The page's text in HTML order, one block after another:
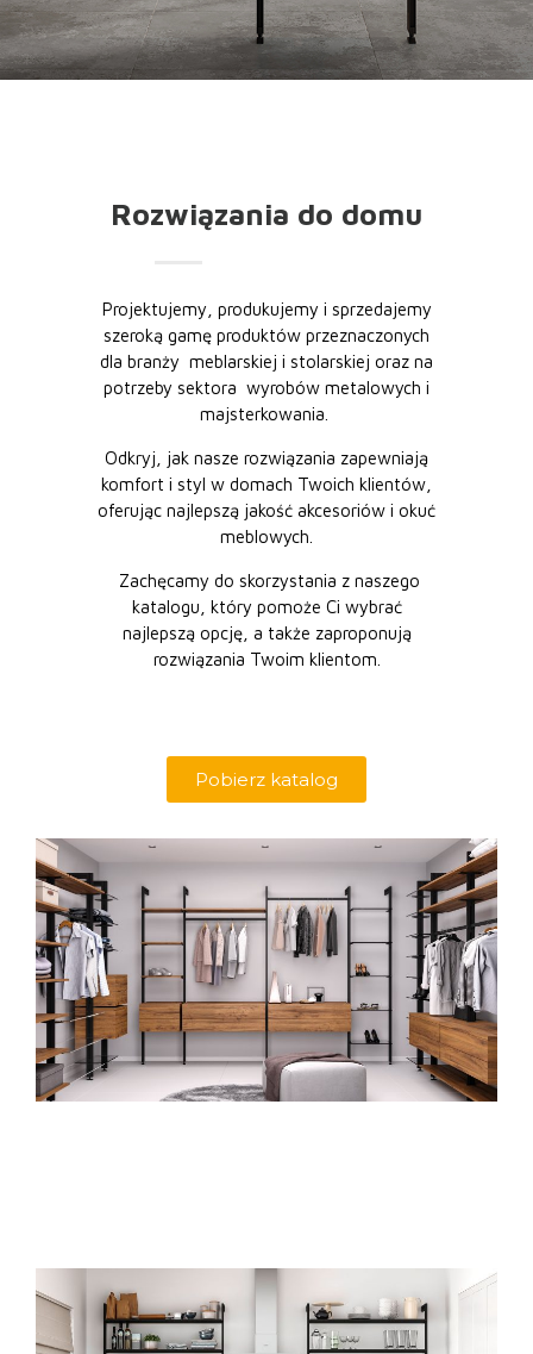
Rozwiązania do domu
Projektujemy, produkujemy i sprzedajemy
szeroką gamę produktów przeznaczonych
dla branży meblarskiej i stolarskiej oraz na
potrzeby sektora wyrobów metalowych i
majsterkowania.
Odkryj, jak nasze rozwiązania zapewniają
komfort i styl w domach Twoich klientów,
oferując najlepszą jakość akcesoriów i okuć
meblowych.
Zachęcamy do skorzystania z naszego
katalogu, który pomoże Ci wybrać
najlepszą opcję, a także zaproponują
rozwiązania Twoim klientom.
Pobierz katalog